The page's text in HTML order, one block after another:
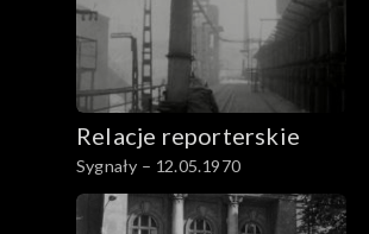
Relacje reporterskie
Sygnały – 12.05.1970